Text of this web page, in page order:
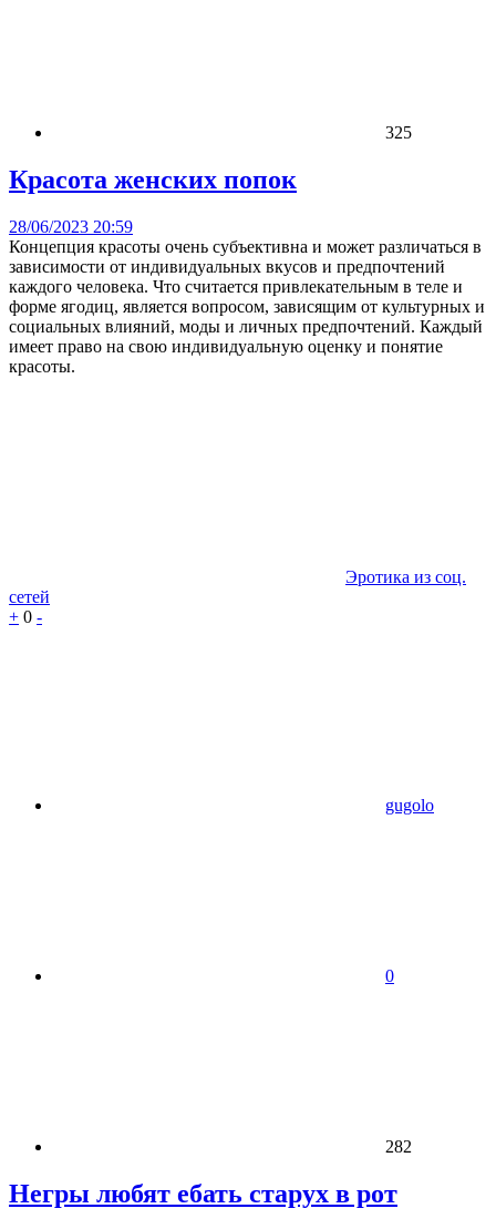
325
Красота женских попок
28/06/2023 20:59
Концепция красоты очень субъективна и может различаться в
зависимости от индивидуальных вкусов и предпочтений
каждого человека. Что считается привлекательным в теле и
форме ягодиц, является вопросом, зависящим от культурных и
социальных влияний, моды и личных предпочтений. Каждый
имеет право на свою индивидуальную оценку и понятие
красоты.
Эротика из соц.
сетей
+ 0 -
gugolo
0
282
Негры любят ебать старух в рот